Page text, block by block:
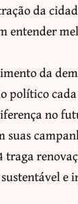
da
entender
da
político
no
e